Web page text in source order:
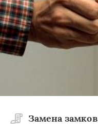
Замена замков